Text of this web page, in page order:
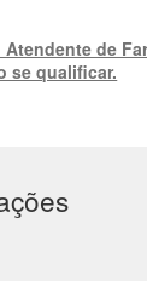
de
se qualificar.